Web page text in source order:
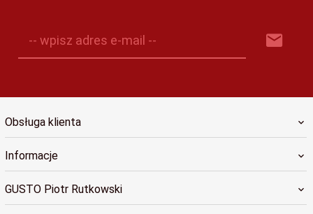
-- wpisz adres e-mail --
Obsługa klienta
Informacje
GUSTO Piotr Rutkowski